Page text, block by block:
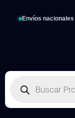
Envíos